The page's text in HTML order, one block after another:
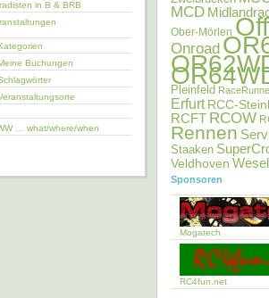
in B & BRB
Buchungen
… what/where/when
MCD
Ober-Mörlen
Onroad
Pleinfeld
Erfurt RCC-
RCFT RCOW
Rennen
Staaken
Veldhoven Wesel
Sponsoren
Mogatech
RC4fun.net